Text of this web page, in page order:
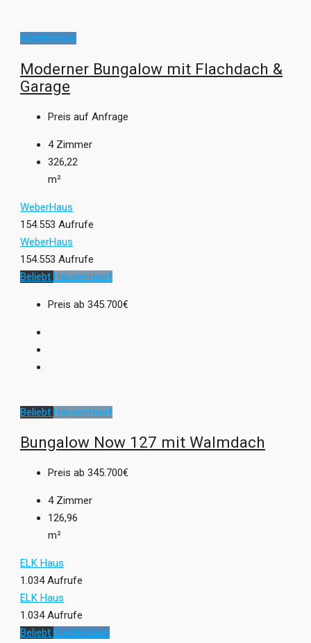
Kundenhaus
Moderner Bungalow mit Flachdach &
Garage
Preis auf Anfrage
4 Zimmer
326,22
m²
WeberHaus
154.553 Aufrufe
WeberHaus
154.553 Aufrufe
Beliebt Hausentwurf
Preis ab 345.700€
Beliebt Hausentwurf
Bungalow Now 127 mit Walmdach
Preis ab 345.700€
4 Zimmer
126,96
m²
ELK Haus
1.034 Aufrufe
ELK Haus
1.034 Aufrufe
Beliebt Kundenhaus